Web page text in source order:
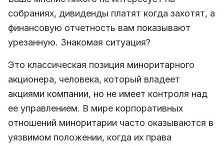
собраниях, дивиденды платят когда захотят, а
финансовую отчетность вам показывают
урезанную. Знакомая ситуация?
Это классическая позиция миноритарного
акционера, человека, который владеет
акциями компании, но не имеет контроля над
ее управлением. В мире корпоративных
отношений миноритарии часто оказываются в
уязвимом положении, когда их права